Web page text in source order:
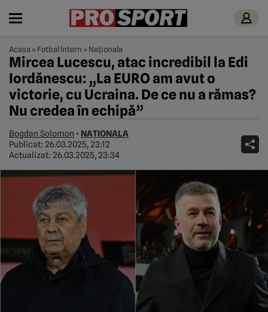
Acasa » Fotbal Intern » Naționala
Mircea Lucescu, atac incredibil la Edi
Iordănescu: „La EURO am avut o
victorie, cu Ucraina. De ce nu a rămas?
Nu credea în echipă”
Bogdan Solomon • NAȚIONALA
Publicat: 26.03.2025, 23:12
Actualizat: 26.03.2025, 23:34